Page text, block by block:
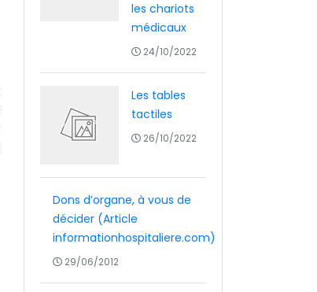
les chariots
médicaux
24/10/2022
Les tables
tactiles
26/10/2022
Dons d’organe, à vous de
décider (Article
informationhospitaliere.com)
29/06/2012